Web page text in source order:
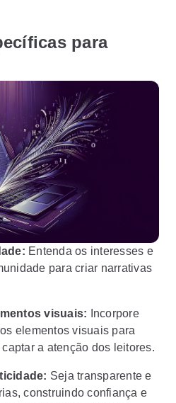
para
Entenda os interesses e
para criar narrativas
visuais: Incorpore
elementos visuais para
a atenção dos leitores.
Seja transparente e
construindo confiança e